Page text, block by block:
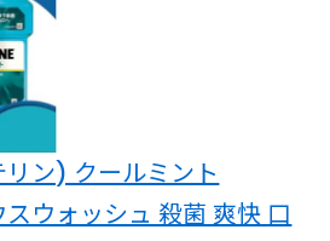
リン) クールミント
ウォッシュ 殺菌 爽快 口